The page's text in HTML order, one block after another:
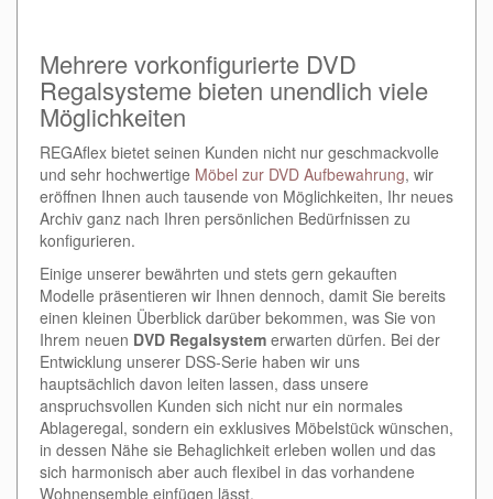
Mehrere vorkonfigurierte DVD
Regalsysteme bieten unendlich viele
Möglichkeiten
REGAflex bietet seinen Kunden nicht nur geschmackvolle
und sehr hochwertige Möbel zur DVD Aufbewahrung, wir
eröffnen Ihnen auch tausende von Möglichkeiten, Ihr neues
Archiv ganz nach Ihren persönlichen Bedürfnissen zu
konfigurieren.
Einige unserer bewährten und stets gern gekauften
Modelle präsentieren wir Ihnen dennoch, damit Sie bereits
einen kleinen Überblick darüber bekommen, was Sie von
Ihrem neuen DVD Regalsystem erwarten dürfen. Bei der
Entwicklung unserer DSS-Serie haben wir uns
hauptsächlich davon leiten lassen, dass unsere
anspruchsvollen Kunden sich nicht nur ein normales
Ablageregal, sondern ein exklusives Möbelstück wünschen,
in dessen Nähe sie Behaglichkeit erleben wollen und das
sich harmonisch aber auch flexibel in das vorhandene
Wohnensemble einfügen lässt.